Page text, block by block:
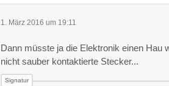
1. März 2016 um 19:11
Dann müsste ja die Elektronik einen Hau
nicht sauber kontaktierte Stecker...